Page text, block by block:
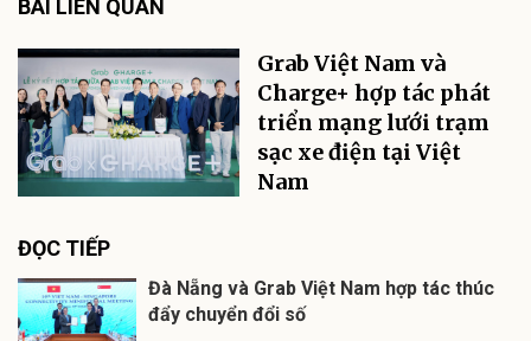
BÀI LIÊN QUAN
Grab Việt Nam và
Charge+ hợp tác phát
triển mạng lưới trạm
sạc xe điện tại Việt
Nam
ĐỌC TIẾP
Đà Nẵng và Grab Việt Nam hợp tác thúc
đẩy chuyển đổi số